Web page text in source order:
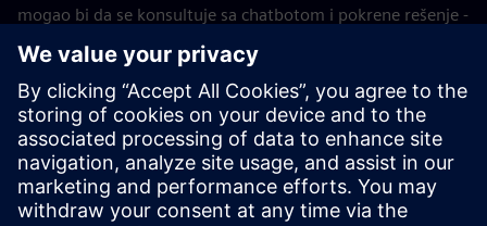
mogao bi da se konsultuje sa chatbotom i pokrene rešenje -
iz udobnosti svog kauča kod kuće“, kaže Romanovski.
„Industrijski kopilot će revolucionirati fabričke zgrade“,
predviđa Kai Brasche. U rastućim industrijama poput
proizvodnje baterija, to će značajno smanjiti potrebno
vreme za uvođenje na tržište i omogućiti da proizvodnja
bude fleksibilnija. „A ovo je samo jedno od mnogih oblasti
primene.“